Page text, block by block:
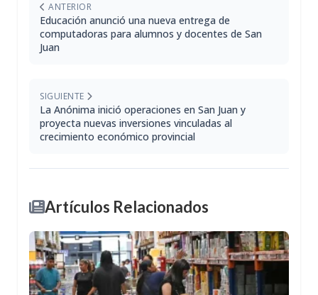
ANTERIOR
Educación anunció una nueva entrega de
computadoras para alumnos y docentes de San
Juan
SIGUIENTE
La Anónima inició operaciones en San Juan y
proyecta nuevas inversiones vinculadas al
crecimiento económico provincial
Artículos Relacionados